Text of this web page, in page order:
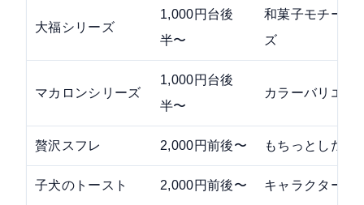
大福シリーズ
1,000円台後
半〜
和菓子モチーフ
ズ
マカロンシリーズ
1,000円台後
半〜
カラーバリエー
贅沢スフレ 2,000円前後〜 もちっとしたス
子犬のトースト 2,000円前後〜 キャラクター人